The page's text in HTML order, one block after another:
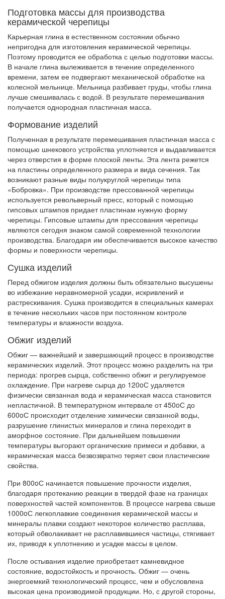
Подготовка массы для производства
керамической черепицы
Карьерная глина в естественном состоянии обычно
непригодна для изготовления керамической черепицы.
Поэтому проводится ее обработка с целью подготовки массы.
В начале глина вылеживается в течение определенного
времени, затем ее подвергают механической обработке на
колесной мельнице. Мельница разбивает груды, чтобы глина
лучше смешивалась с водой. В результате перемешивания
получается однородная пластичная масса.
Формование изделий
Полученная в результате перемешивания пластичная масса с
помощью шнекового устройства уплотняется и выдавливается
через отверстия в форме плоской ленты. Эта лента режется
на пластины определенного размера и вида сечения. Так
возникают разные виды полукруглой черепицы типа
«Бобровка». При производстве прессованной черепицы
используется револьверный пресс, который с помощью
гипсовых штампов придает пластинам нужную форму
черепицы. Гипсовые штампы для прессования черепицы
являются сегодня знаком самой современной технологии
производства. Благодаря им обеспечивается высокое качество
формы и поверхности черепицы.
Сушка изделий
Перед обжигом изделия должны быть обязательно высушены
во избежание неравномерной усадки, искривлений и
растрескивания. Сушка производится в специальных камерах
в течение нескольких часов при постоянном контроле
температуры и влажности воздуха.
Обжиг изделий
Обжиг — важнейший и завершающий процесс в производстве
керамических изделий. Этот процесс можно разделить на три
периода: прогрев сырца, собственно обжиг и регулируемое
охлаждение. При нагреве сырца до 120oС удаляется
физически связанная вода и керамическая масса становится
непластичной. В температурном интервале от 450oС до
600oС происходит отделение химически связанной воды,
разрушение глинистых минералов и глина переходит в
аморфное состояние. При дальнейшем повышении
температуры выгорают органические примеси и добавки, а
керамическая масса безвозвратно теряет свои пластические
свойства.
При 800oС начинается повышение прочности изделия,
благодаря протеканию реакции в твердой фазе на границах
поверхностей частей компонентов. В процессе нагрева свыше
1000oС легкоплавкие соединения керамической массы и
минералы плавки создают некоторое количество расплава,
который обволакивает не расплавившиеся частицы, стягивает
их, приводя к уплотнению и усадке массы в целом.
После остывания изделие приобретает камневидное
состояние, водостойкость и прочность. Обжиг — очень
энергоемкий технологический процесс, чем и обусловлена
высокая цена производимой продукции. Но, с другой стороны,